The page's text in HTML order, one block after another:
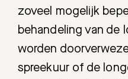
zoveel mogelijk
behandeling van de
worden
spreekuur of de